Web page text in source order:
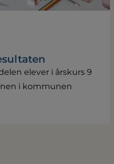
elever i årskurs 9
i kommunen